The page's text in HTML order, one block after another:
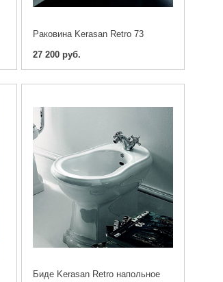
Раковина Kerasan Retro 73
27 200 руб.
Биде Kerasan Retro напольное